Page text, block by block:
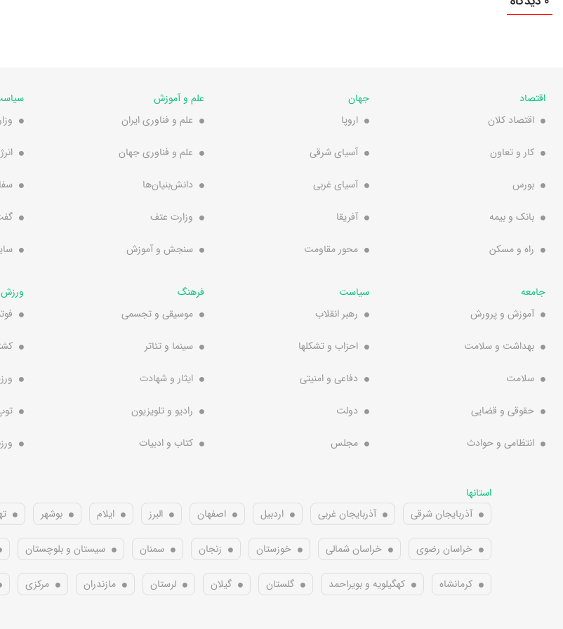
اقتصاد
اقتصاد کلان
کار و تعاون
بورس
بانک و بیمه
راه و مسکن
جامعه
آموزش و پرورش
بهداشت و سلامت
سلامت
حقوقی و قضایی
انتظامی و حوادث
جهان
اروپا
آسیای شرقی
آسیای غربی
آفریقا
محور مقاومت
سیاست
رهبر انقلاب
احزاب و تشکلها
دفاعی و امنیتی
دولت
مجلس
علم و آموزش
علم و فناوری ایران
علم و فناوری جهان
دانش‌بنیان‌ها
وزارت عتف
سنجش و آموزش
فرهنگ
موسیقی و تجسمی
سینما و تئاتر
ایثار و شهادت
رادیو و تلویزیون
کتاب و ادبیات
ورزش
استانها
آذربایجان شرقی
آذربایجان غربی اردبیل اصفهان البرز ایلام بوشهر
خراسان رضوی خراسان شمالی خوزستان زنجان سمنان سیستان و بلوچستان
کرمانشاه کهگیلویه و بویراحمد گلستان گیلان لرستان مازندران مرکزی